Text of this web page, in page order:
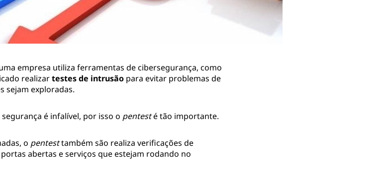
empresa utiliza ferramentas de cibersegurança, como
realizartestes de intrusão para evitar problemas de
sejam exploradas.
é infalível, por isso o pentesté tão importante.
o pentesttambém são realiza verificações de
abertas e serviços que estejam rodando no